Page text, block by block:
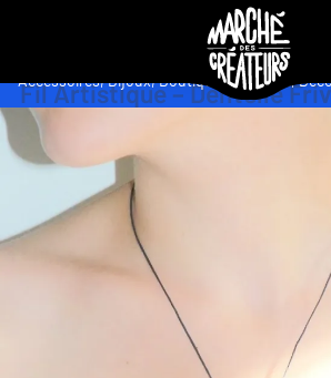
Fil Artistique – Dentelle
Accessoires,Bijoux,Boutiques,Crochet ,